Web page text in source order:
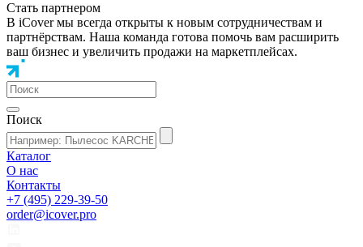
Стать партнером
В iCover мы всегда открыты к новым сотрудничествам и
партнёрствам. Наша команда готова помочь вам расширить
ваш бизнес и увеличить продажи на маркетплейсах.
Поиск
Каталог
О нас
Контакты
+7 (495) 229-39-50
order@icover.pro